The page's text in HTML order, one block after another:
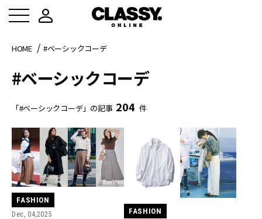
HOME #ベーシックコーデ
#ベーシックコーデ
「#ベーシックコーデ」の記事 204 件
FASHION
Dec, 04,2025 FASHION